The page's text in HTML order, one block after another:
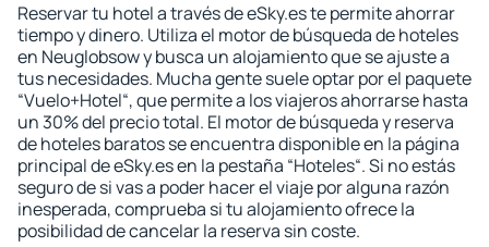
Reservar tu hotel a través de eSky.es te permite ahorrar
tiempo y dinero. Utiliza el motor de búsqueda de hoteles
en Neuglobsow y busca un alojamiento que se ajuste a
tus necesidades. Mucha gente suele optar por el paquete
“Vuelo+Hotel“, que permite a los viajeros ahorrarse hasta
un 30% del precio total. El motor de búsqueda y reserva
de hoteles baratos se encuentra disponible en la página
principal de eSky.es en la pestaña “Hoteles“. Si no estás
seguro de si vas a poder hacer el viaje por alguna razón
inesperada, comprueba si tu alojamiento ofrece la
posibilidad de cancelar la reserva sin coste.